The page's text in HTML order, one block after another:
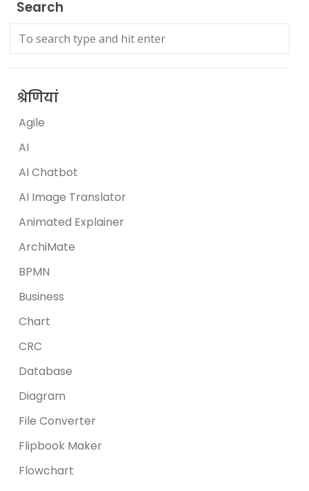
Search
श्रेणियां
Agile
AI
AI Chatbot
AI Image Translator
Animated Explainer
ArchiMate
BPMN
Business
Chart
CRC
Database
Diagram
File Converter
Flipbook Maker
Flowchart